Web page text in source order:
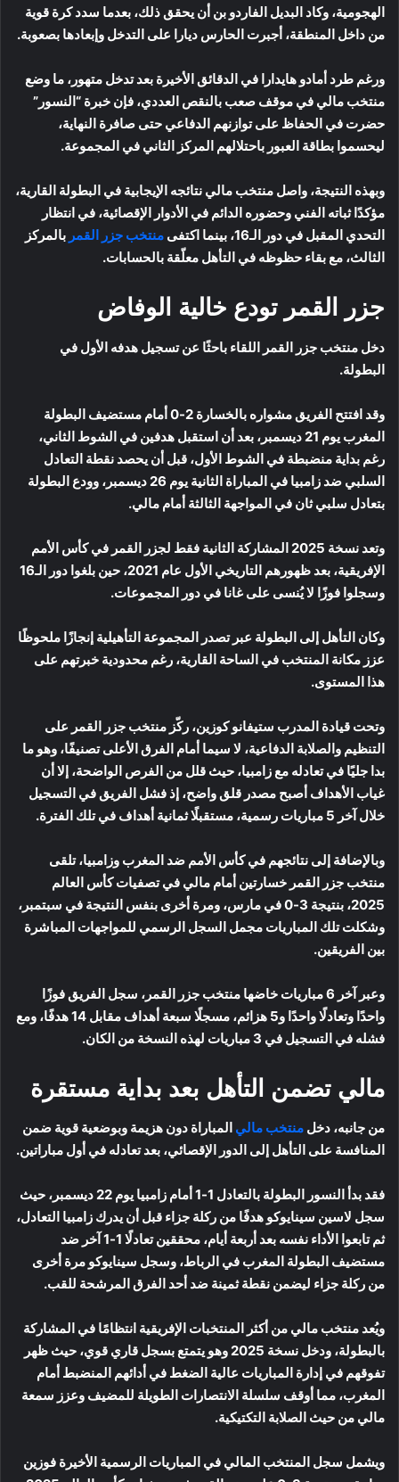
الهجومية، وكاد البديل الفاردو بن أن يحقق ذلك، بعدما سدد كرة قوية
من داخل المنطقة، أجبرت الحارس ديارا على التدخل وإبعادها بصعوبة.
ورغم طرد أمادو هايدارا في الدقائق الأخيرة بعد تدخل متهور، ما وضع
منتخب مالي في موقف صعب بالنقص العددي، فإن خبرة “النسور”
حضرت في الحفاظ على توازنهم الدفاعي حتى صافرة النهاية،
ليحسموا بطاقة العبور باحتلالهم المركز الثاني في المجموعة.
وبهذه النتيجة، واصل منتخب مالي نتائجه الإيجابية في البطولة القارية،
مؤكدًا ثباته الفني وحضوره الدائم في الأدوار الإقصائية، في انتظار
التحدي المقبل في دور الـ16، بينما اكتفى
منتخب جزر القمر بالمركز
الثالث، مع بقاء حظوظه في التأهل معلّقة بالحسابات.
جزر القمر تودع خالية الوفاض
دخل منتخب جزر القمر اللقاء باحثًا عن تسجيل هدفه الأول في
البطولة.
وقد افتتح الفريق مشواره بالخسارة 2-0 أمام مستضيف البطولة
المغرب يوم 21 ديسمبر، بعد أن استقبل هدفين في الشوط الثاني،
رغم بداية منضبطة في الشوط الأول، قبل أن يحصد نقطة التعادل
السلبي ضد زامبيا في المباراة الثانية يوم 26 ديسمبر، وودع البطولة
بتعادل سلبي ثان في المواجهة الثالثة أمام مالي.
وتعد نسخة 2025 المشاركة الثانية فقط لجزر القمر في كأس الأمم
الإفريقية، بعد ظهورهم التاريخي الأول عام 2021، حين بلغوا دور الـ16
وسجلوا فوزًا لا يُنسى على غانا في دور المجموعات.
وكان التأهل إلى البطولة عبر تصدر المجموعة التأهيلية إنجازًا ملحوظًا
عزز مكانة المنتخب في الساحة القارية، رغم محدودية خبرتهم على
هذا المستوى.
وتحت قيادة المدرب ستيفانو كوزين، ركّز منتخب جزر القمر على
التنظيم والصلابة الدفاعية، لا سيما أمام الفرق الأعلى تصنيفًا، وهو ما
بدا جليًا في تعادله مع زامبيا، حيث قلل من الفرص الواضحة، إلا أن
غياب الأهداف أصبح مصدر قلق واضح، إذ فشل الفريق في التسجيل
خلال آخر 5 مباريات رسمية، مستقبلًا ثمانية أهداف في تلك الفترة.
وبالإضافة إلى نتائجهم في كأس الأمم ضد المغرب وزامبيا، تلقى
منتخب جزر القمر خسارتين أمام مالي في تصفيات كأس العالم
2025، بنتيجة 3-0 في مارس، ومرة أخرى بنفس النتيجة في سبتمبر،
وشكلت تلك المباريات مجمل السجل الرسمي للمواجهات المباشرة
بين الفريقين.
وعبر آخر 6 مباريات خاضها منتخب جزر القمر، سجل الفريق فوزًا
واحدًا وتعادلًا واحدًا و5 هزائم، مسجلًا سبعة أهداف مقابل 14 هدفًا، ومع
فشله في التسجيل في 3 مباريات لهذه النسخة من الكان.
مالي تضمن التأهل بعد بداية مستقرة
من جانبه، دخل منتخب مالي المباراة دون هزيمة وبوضعية قوية ضمن
المنافسة على التأهل إلى الدور الإقصائي، بعد تعادله في أول مباراتين.
فقد بدأ النسور البطولة بالتعادل 1-1 أمام زامبيا يوم 22 ديسمبر، حيث
سجل لاسين سينايوكو هدفًا من ركلة جزاء قبل أن يدرك زامبيا التعادل،
ثم تابعوا الأداء نفسه بعد أربعة أيام، محققين تعادلًا 1-1 آخر ضد
مستضيف البطولة المغرب في الرباط، وسجل سينايوكو مرة أخرى
من ركلة جزاء ليضمن نقطة ثمينة ضد أحد الفرق المرشحة للقب.
ويُعد منتخب مالي من أكثر المنتخبات الإفريقية انتظامًا في المشاركة
بالبطولة، ودخل نسخة 2025 وهو يتمتع بسجل قاري قوي، حيث ظهر
تفوقهم في إدارة المباريات عالية الضغط في أدائهم المنضبط أمام
المغرب، مما أوقف سلسلة الانتصارات الطويلة للمضيف وعزز سمعة
مالي من حيث الصلابة التكتيكية.
ويشمل سجل المنتخب المالي في المباريات الرسمية الأخيرة فوزين